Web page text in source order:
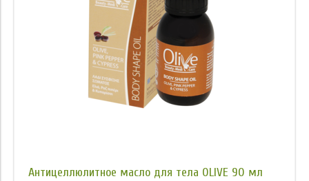
Антицеллюлитное масло для тела OLIVE 90 мл